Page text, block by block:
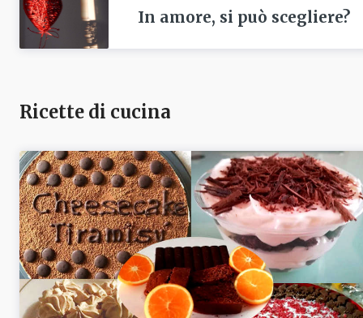
In amore, si può scegliere?
Ricette di cucina